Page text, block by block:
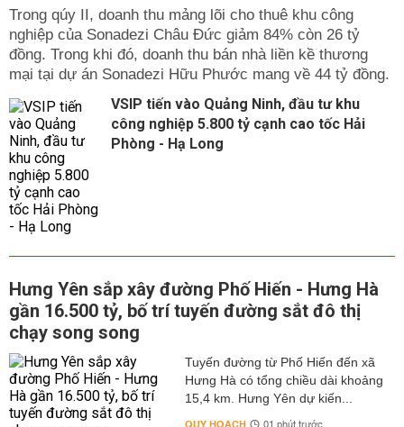
Trong qúy II, doanh thu mảng lõi cho thuê khu công
nghiệp của Sonadezi Châu Đức giảm 84% còn 26 tỷ
đồng. Trong khi đó, doanh thu bán nhà liền kề thương
mại tại dự án Sonadezi Hữu Phước mang về 44 tỷ đồng.
VSIP tiến vào Quảng Ninh, đầu tư khu
công nghiệp 5.800 tỷ cạnh cao tốc Hải
Phòng - Hạ Long
Hưng Yên sắp xây đường Phố Hiến - Hưng Hà
gần 16.500 tỷ, bố trí tuyến đường sắt đô thị
chạy song song
Tuyến đường từ Phố Hiến đến xã
Hưng Hà có tổng chiều dài khoảng
15,4 km. Hưng Yên dự kiến...